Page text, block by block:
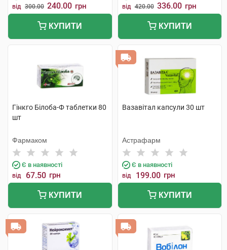
від 300.00 240.00 грн
КУПИТИ
від 420.00 336.00 грн
КУПИТИ
Гінкго Білоба-Ф таблетки 80
шт
Фармаком
Є в наявності
від 67.50 грн
КУПИТИ
Вазавітал капсули 30 шт
Астрафарм
Є в наявності
від 199.00 грн
КУПИТИ